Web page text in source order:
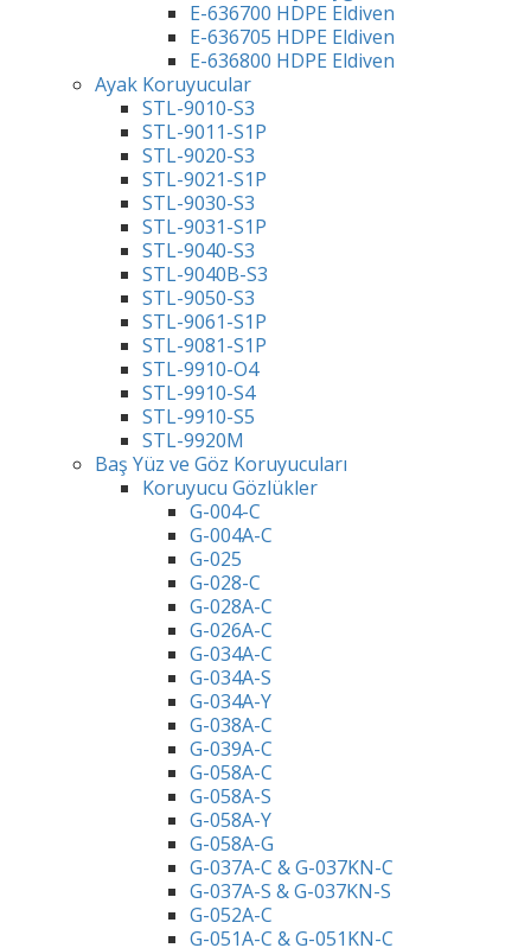
E-636700 HDPE Eldiven
E-636705 HDPE Eldiven
E-636800 HDPE Eldiven
Ayak Koruyucular
STL-9010-S3
STL-9011-S1P
STL-9020-S3
STL-9021-S1P
STL-9030-S3
STL-9031-S1P
STL-9040-S3
STL-9040B-S3
STL-9050-S3
STL-9061-S1P
STL-9081-S1P
STL-9910-O4
STL-9910-S4
STL-9910-S5
STL-9920M
Baş Yüz ve Göz Koruyucuları
Koruyucu Gözlükler
G-004-C
G-004A-C
G-025
G-028-C
G-028A-C
G-026A-C
G-034A-C
G-034A-S
G-034A-Y
G-038A-C
G-039A-C
G-058A-C
G-058A-S
G-058A-Y
G-058A-G
G-037A-C & G-037KN-C
G-037A-S & G-037KN-S
G-052A-C
G-051A-C & G-051KN-C